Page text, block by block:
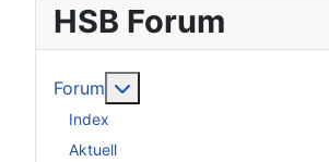
HSB Forum
Forum
Index
Aktuell